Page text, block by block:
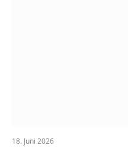
18. Juni 2026